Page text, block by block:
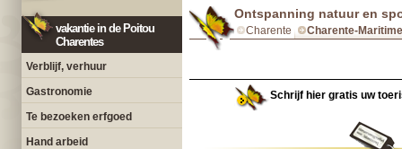
vakantie in de Poitou
Charentes
Verblijf, verhuur
Gastronomie
Te bezoeken erfgoed
Hand arbeid
Ontspanning natuur en
Charente Charente-Maritime
Schrijf hier gratis uw